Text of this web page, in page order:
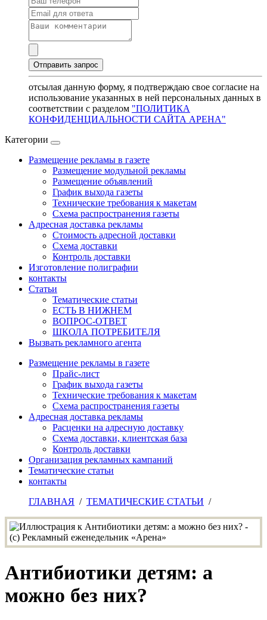
отсылая данную форму, я подтверждаю свое согласие на
использование указанных в ней персональных данных в
соответствии с разделом "ПОЛИТИКА
КОНФИДЕНЦИАЛЬНОСТИ САЙТА АРЕНА"
Категории
Размещение рекламы в газете
Размещение модульной рекламы
Размещение объявлений
График выхода газеты
Технические требования к макетам
Схема распространения газеты
Адресная доставка рекламы
Стоимость адресной доставки
Схема доставки
Контроль доставки
Изготовление полиграфии
контакты
Статьи
Тематические статьи
ЕСТЬ В НИЖНЕМ
ВОПРОС-ОТВЕТ
ШКОЛА ПОТРЕБИТЕЛЯ
Вызвать рекламного агента
Размещение рекламы в газете
Прайс-лист
График выхода газеты
Технические требования к макетам
Схема распространения газеты
Адресная доставка рекламы
Расценки на адресную доставку
Схема доставки, клиентская база
Контроль доставки
Организация рекламных кампаний
Тематические статьи
контакты
ГЛАВНАЯ / ТЕМАТИЧЕСКИЕ СТАТЬИ /
Антибиотики детям: а
можно без них?